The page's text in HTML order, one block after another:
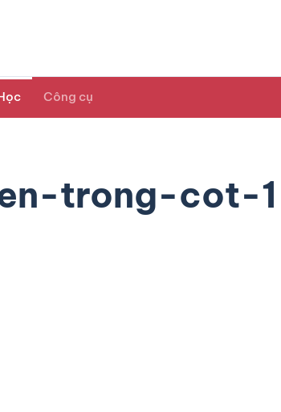
Công cụ
trong-cot-1